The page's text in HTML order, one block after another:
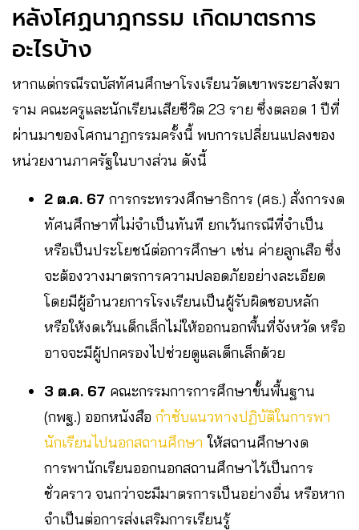
หลังโศฏนาฎกรรม เกิดมาตรการ
อะไรบ้าง
หากแต่กรณีรถบัสทัศนศึกษาโรงเรียนวัดเขาพระยาสังฆา
ราม คณะครูและนักเรียนเสียชีวิต 23 ราย ซึ่งตลอด 1 ปีที่
ผ่านมาของโศกนาฏกรรมครั้งนี้ พบการเปลี่ยนแปลงของ
หน่วยงานภาครัฐในบางส่วน ดังนี้
2 ต.ค. 67 การกระทรวงศึกษาธิการ (ศธ.) สั่งการงด
ทัศนศึกษาที่ไม่จำเป็น​ทันที ยกเว้นกรณีที่จำเป็น
หรือเป็นประโยชน์ต่อการศึกษา เช่น ค่ายลูกเสือ ซึ่ง
จะต้องวางมาตรการความปลอดภัยอย่างละเอียด
โดยมีผู้อำนวยการโรงเรียนเป็นผู้รับผิดชอบหลัก
หรือให้งดเว้นเด็กเล็กไม่ให้ออกนอกพื้นที่จังหวัด หรือ
อาจจะมีผู้ปกครองไปช่วยดูแลเด็กเล็กด้วย
3 ต.ค. 67 คณะกรรมการการศึกษาขั้นพื้นฐาน
(กพฐ.) ออกหนังสือ กำชับแนวทางปฏิบัติในการพา
นักเรียนไปนอกสถานศึกษา ให้สถานศึกษางด
การพานักเรียนออกนอกสถานศึกษาไว้เป็นการ
ชั่วคราว จนกว่าจะมีมาตรการเป็นอย่างอื่น หรือหาก
จำเป็นต่อการส่งเสริมการเรียนรู้